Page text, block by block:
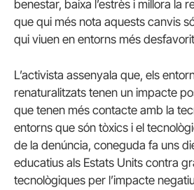
benestar, baixa l’estrès i millora la
que qui més nota aquests canvis
qui viuen en entorns més
L’activista assenyala que, els
renaturalitzats tenen un impacte
que tenen més contacte amb la
entorns que són tòxics i el
de la denúncia, coneguda fa uns
educatius als Estats Units contra
tecnològiques per l’impacte